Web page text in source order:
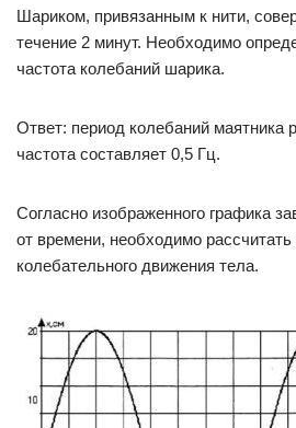
Шариком, привязанным к нити,
течение 2 минут. Необходимо
частота колебаний шарика.
Ответ: период колебаний маятника
частота составляет 0,5 Гц.
Согласно изображенного графика
от времени, необходимо рассчитать
колебательного движения тела.